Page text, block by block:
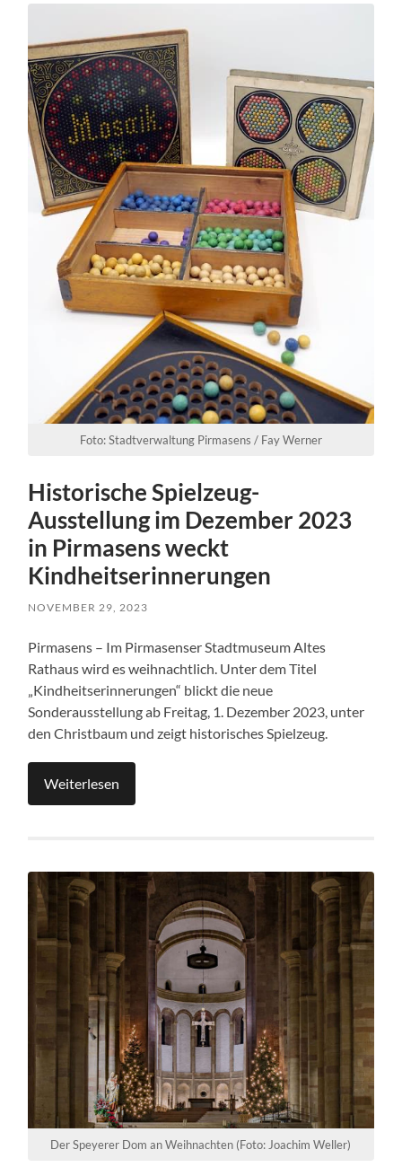
Foto: Stadtverwaltung Pirmasens / Fay Werner
Historische Spielzeug-
Ausstellung im Dezember 2023
in Pirmasens weckt
Kindheitserinnerungen
NOVEMBER 29, 2023
Pirmasens – Im Pirmasenser Stadtmuseum Altes
Rathaus wird es weihnachtlich. Unter dem Titel
„Kindheitserinnerungen“ blickt die neue
Sonderausstellung ab Freitag, 1. Dezember 2023, unter
den Christbaum und zeigt historisches Spielzeug.
Weiterlesen
Der Speyerer Dom an Weihnachten (Foto: Joachim Weller)